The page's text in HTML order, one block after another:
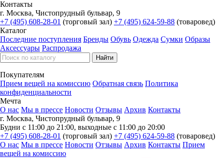
Контакты
г. Москва, Чистопрудный бульвар, 9
+7 (495) 608-28-01 (торговый зал) +7 (495) 624-59-88 (товаровед)
Каталог
Последние поступления Бренды Обувь Одежда Сумки Образы
Аксессуары Распродажа
Покупателям
Прием вещей на комиссию Обратная связь Политика
конфиденциальности
Мечта
О нас Мы в прессе Новости Отзывы Архив Контакты
г. Москва, Чистопрудный бульвар, 9
Будни с 11:00 до 21:00, выходные с 11:00 до 20:00
+7 (495) 608-28-01 (торговый зал) +7 (495) 624-59-88 (товаровед)
О нас Мы в прессе Новости Отзывы Архив Контакты Прием
вещей на комиссию